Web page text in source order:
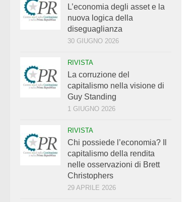
L’economia degli asset e la
nuova logica della
diseguaglianza
30 GIUGNO 2026
RIVISTA
La corruzione del
capitalismo nella visione di
Guy Standing
1 GIUGNO 2026
RIVISTA
Chi possiede l’economia? Il
capitalismo della rendita
nelle osservazioni di Brett
Christophers
29 APRILE 2026